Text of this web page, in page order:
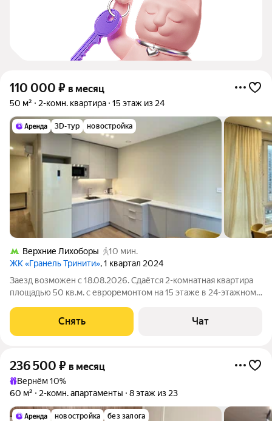
110 000 ₽ в месяц
50 м² 2-комн. квартира 15 этаж из 24
3D-тур новостройка
Верхние Лихоборы
10 мин.
ЖК «Гранель Тринити», 1 квартал 2024
Заезд возможен с 18.08.2026. Сдаётся 2-комнатная квартира
площадью 50 кв.м. с евроремонтом на 15 этаже в 24-этажном
Снять Чат
236 500 ₽ в месяц
Вернём 10%
60 м²
2-комн. апартаменты 8 этаж из 23
новостройка без залога